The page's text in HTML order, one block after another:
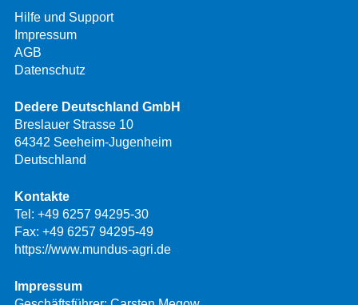
Hilfe und Support
Impressum
AGB
Datenschutz
Dedere Deutschland GmbH
Breslauer Strasse 10
64342 Seeheim-Jugenheim
Deutschland
Kontakte
Tel: +49 6257 94295-30
Fax: +49 6257 94295-49
https://www.mundus-agri.de
Impressum